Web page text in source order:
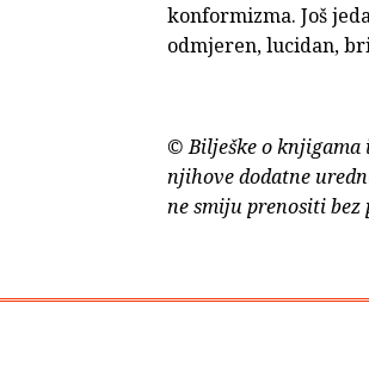
konformizma. Još
odmjeren, lucidan,
© Bilješke o knjigama
njihove dodatne
ne smiju prenositi